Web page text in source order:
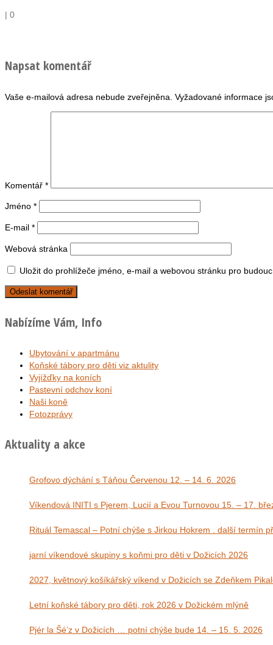
| 0
Napsat komentář
Vaše e-mailová adresa nebude zveřejněna. Vyžadované informace
Komentář *
Jméno *
E-mail *
Webová stránka
Uložit do prohlížeče jméno, e-mail a webovou stránku pro
Nabízíme Vám, Info
Ubytování v apartmánu
Koňské tábory pro děti viz aktulity
Vyjížďky na koních
Pastevní odchov koní
Naši koně
Fotozprávy
Aktuality a akce
Grofovo dýchání s Táňou Červenou 12. – 14. 6. 2026
Víkendová INITI s Pjerem, Lucií a Evou
Rituál Temascal – Potní chýše s Jirkou Hokrem . další termín
jarní víkendové skupiny s koňmi pro děti v Dožicích 2026
2027, květnový košíkářský víkend v Dožicích se Zdeňkem
Letní koňské tábory pro děti, rok 2026 v Dožickém mlýně
Pjér la Šé’z v Dožicích … potní chýše bude 14. – 15. 5. 2026